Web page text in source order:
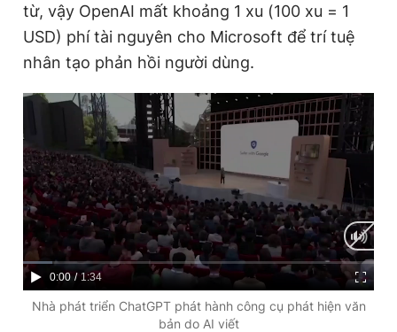
từ, vậy OpenAI mất khoảng 1 xu (100 xu = 1
USD) phí tài nguyên cho Microsoft để trí tuệ
nhân tạo phản hồi người dùng.
C
u
0:00 / D
u
1:34
Nhà phát triển ChatGPT phát hành công cụ phát hiện văn
bản do AI viết